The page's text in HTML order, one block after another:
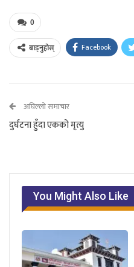
0
बाड्नुहोस् Facebook
अघिल्लो समाचार
दुर्घटना हुँदा एकको मृत्यु
You Might Also Like